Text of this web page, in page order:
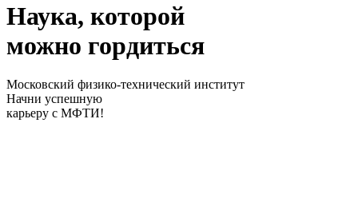
Наука, которой
можно гордиться
Московский физико-технический институт
Начни успешную
карьеру с МФТИ!